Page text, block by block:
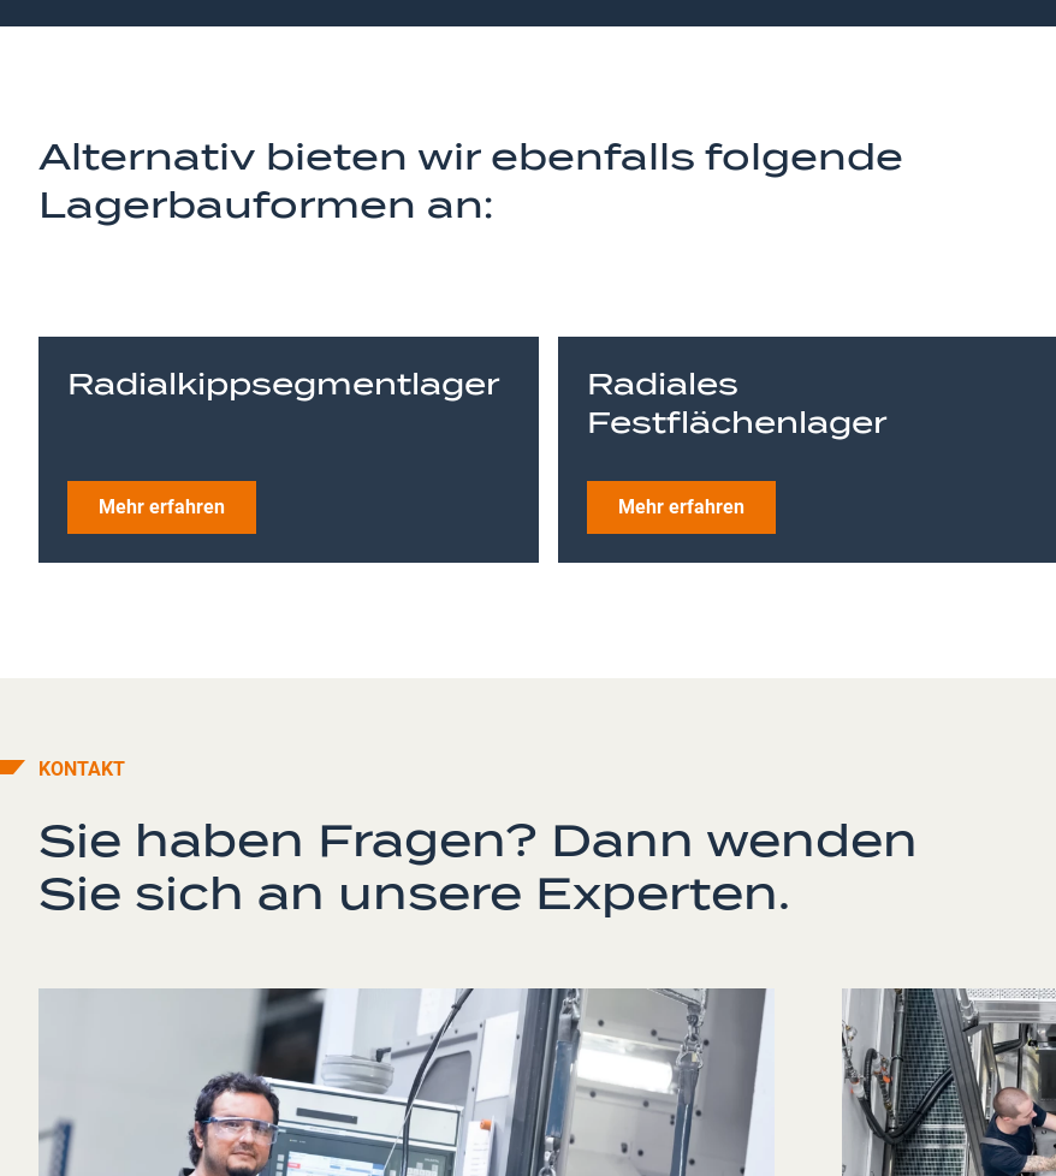
Alternativ bieten wir ebenfalls folgende
Lagerbauformen an:
Radialkippsegmentlager
Mehr erfahren
Radiales
Festflächenlager
Mehr erfahren
KONTAKT
Sie haben Fragen? Dann wenden
Sie sich an unsere Experten.